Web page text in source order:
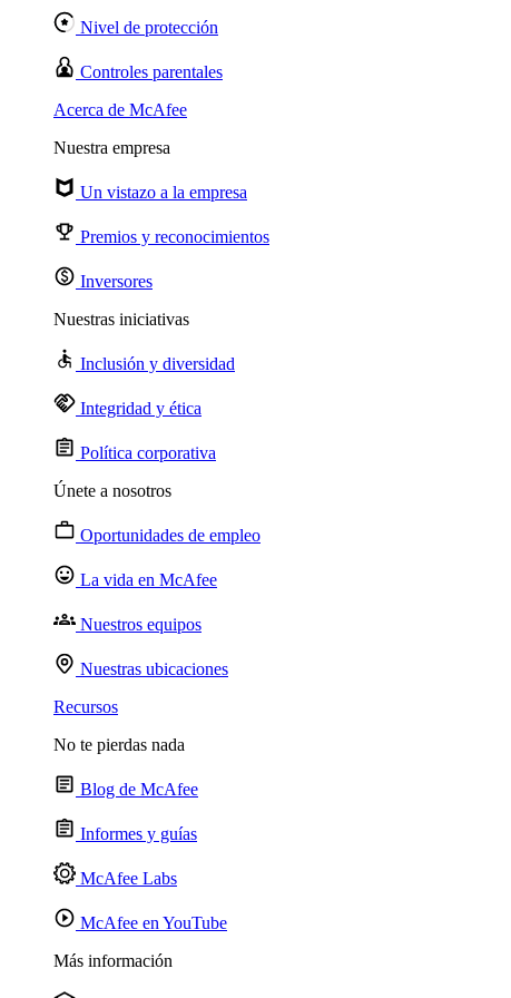
Nivel de protección
Controles parentales
Acerca de McAfee
Nuestra empresa
Un vistazo a la empresa
Premios y reconocimientos
Inversores
Nuestras iniciativas
Inclusión y diversidad
Integridad y ética
Política corporativa
Únete a nosotros
Oportunidades de empleo
La vida en McAfee
Nuestros equipos
Nuestras ubicaciones
Recursos
No te pierdas nada
Blog de McAfee
Informes y guías
McAfee Labs
McAfee en YouTube
Más información